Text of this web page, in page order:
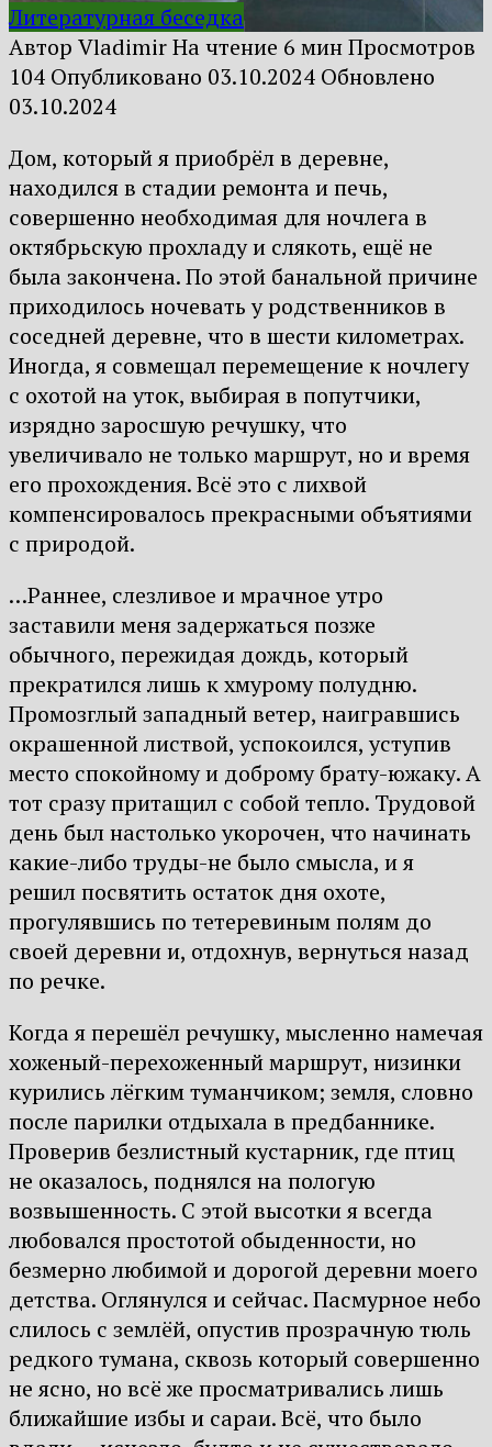
Литературная беседка
Автор VladimirНа чтение 6 минПросмотров
104 Опубликовано 03.10.2024 Обновлено
03.10.2024
Дом, который я приобрёл в деревне,
находился в стадии ремонта и печь,
совершенно необходимая для ночлега в
октябрьскую прохладу и слякоть, ещё не
была закончена. По этой банальной причине
приходилось ночевать у родственников в
соседней деревне, что в шести километрах.
Иногда, я совмещал перемещение к ночлегу
с охотой на уток, выбирая в попутчики,
изрядно заросшую речушку, что
увеличивало не только маршрут, но и время
его прохождения. Всё это с лихвой
компенсировалось прекрасными объятиями
с природой.
…Раннее, слезливое и мрачное утро
заставили меня задержаться позже
обычного, пережидая дождь, который
прекратился лишь к хмурому полудню.
Промозглый западный ветер, наигравшись
окрашенной листвой, успокоился, уступив
место спокойному и доброму брату-южаку. А
тот сразу притащил с собой тепло. Трудовой
день был настолько укорочен, что начинать
какие-либо труды-не было смысла, и я
решил посвятить остаток дня охоте,
прогулявшись по тетеревиным полям до
своей деревни и, отдохнув, вернуться назад
по речке.
Когда я перешёл речушку, мысленно намечая
хоженый-перехоженный маршрут, низинки
курились лёгким туманчиком; земля, словно
после парилки отдыхала в предбаннике.
Проверив безлистный кустарник, где птиц
не оказалось, поднялся на пологую
возвышенность. С этой высотки я всегда
любовался простотой обыденности, но
безмерно любимой и дорогой деревни моего
детства. Оглянулся и сейчас. Пасмурное небо
слилось с землёй, опустив прозрачную тюль
редкого тумана, сквозь который совершенно
не ясно, но всё же просматривались лишь
ближайшие избы и сараи. Всё, что было